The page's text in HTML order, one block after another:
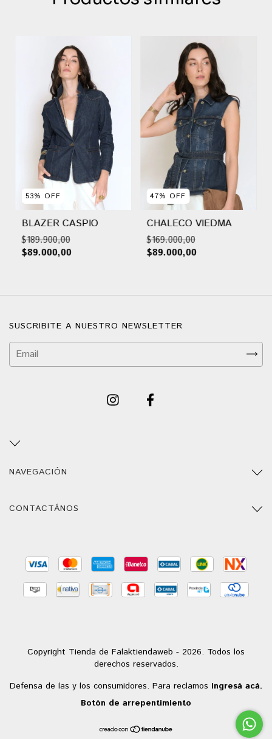
53% OFF
BLAZER CASPIO
$189.900,00
$89.000,00
47%OFF
CHALECO VIEDMA
$169.000,00
$89.000,00
SUSCRIBITE A NUESTRO NEWSLETTER
NAVEGACIÓN
CONTACTÁNOS
Copyright Tienda de Falaktiendaweb - 2026. Todos los
derechos reservados.
Defensa de las y los consumidores. Para reclamos ingresá acá.
Botón de arrepentimiento